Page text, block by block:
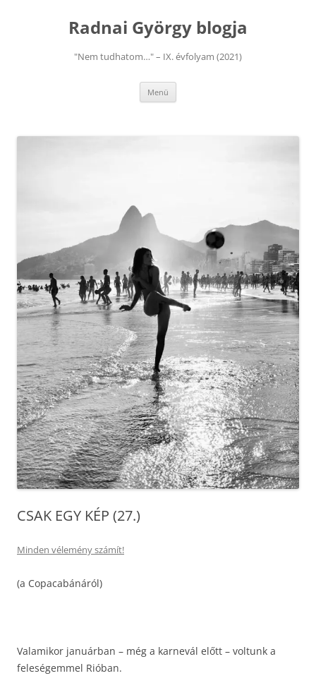
Radnai György blogja
"Nem tudhatom…" – IX. évfolyam (2021)
Menü
CSAK EGY KÉP (27.)
Minden vélemény számít!
(a Copacabánáról)
Valamikor januárban – még a karnevál előtt – voltunk a
feleségemmel Rióban.